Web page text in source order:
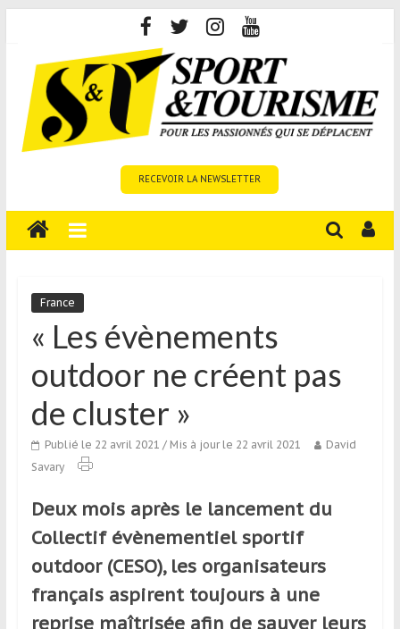
content
Tourisme
est
média
tourisme
sportif
qui
aux
voyageurs
ou
réguliers,
pratiquants,
ou
RECEVOIR LA NEWSLETTER
France
« Les évènements
outdoor ne créent pas
de cluster »
Publié le 22 avril 2021 / Mis à jour le 22 avril 2021
David
Savary
Deux mois après le lancement du
Collectif évènementiel sportif
outdoor (CESO), les organisateurs
français aspirent toujours à une
reprise maîtrisée afin de sauver leurs